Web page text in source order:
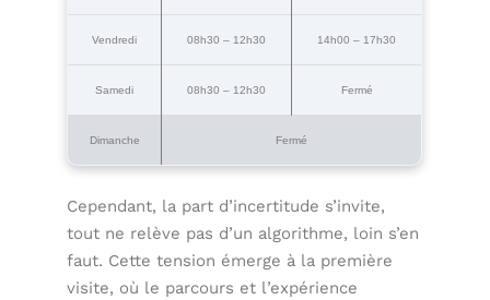
Vendredi 08h30 – 12h30 14h00 – 17h30
Samedi 08h30 – 12h30 Fermé
Dimanche Fermé
Cependant, la part d’incertitude s’invite,
tout ne relève pas d’un algorithme, loin s’en
faut. Cette tension émerge à la première
visite, où le parcours et l’expérience